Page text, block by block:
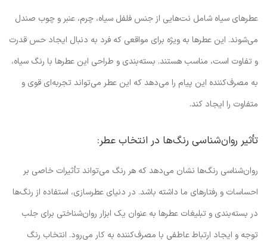
عطرهای سیاه شامل نت‌هایی از جنس فلفل سیاه، چرم، عنبر و چوب صندل
می‌شوند. این عطرها به ویژه برای مواقعی که فرد به دنبال ایجاد حس قدرت
و تفاوت است، مناسب هستند. بسته‌بندی و طراحی این عطرها با رنگ سیاه،
به مصرف‌کننده این پیام را می‌دهد که این عطر می‌تواند تجربه‌ای قوی و
متفاوت را ایجاد کند.
تأثیر روان‌شناسی رنگ‌ها در انتخاب عطر:
روان‌شناسی رنگ‌ها نشان می‌دهد که هر رنگ می‌تواند تأثیرات خاصی بر
احساسات و رفتارهای ما داشته باشد. در دنیای عطرسازی، استفاده از رنگ‌ها
در بسته‌بندی و تبلیغات عطرها به عنوان یک ابزار روان‌شناختی برای جلب
توجه و ایجاد ارتباط عاطفی با مصرف‌کننده به کار می‌رود. انتخاب رنگ